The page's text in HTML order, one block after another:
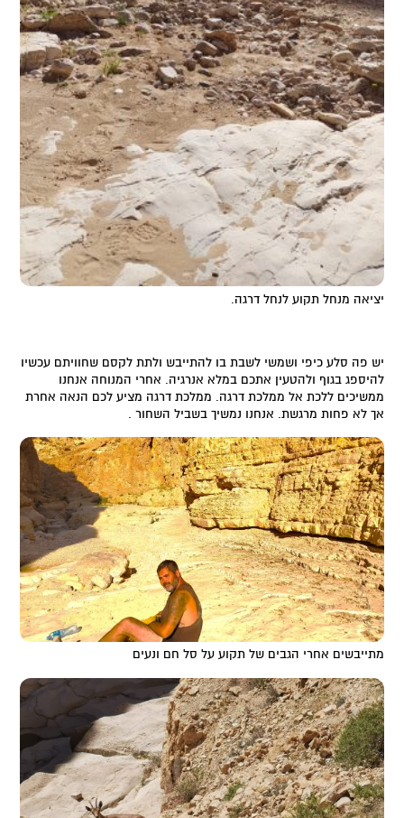
יציאה מנחל תקוע לנחל דרגה.
יש פה סלע כיפי ושמשי לשבת בו להתייבש ולתת לקסם שחוויתם עכשיו
להיספג בגוף ולהטעין אתכם במלא אנרגיה. אחרי המנוחה אנחנו
ממשיכים ללכת אל ממלכת דרגה. ממלכת דרגה מציע לכם הנאה אחרת
אך לא פחות מרגשת. אנחנו נמשיך בשביל השחור .
מתייבשים אחרי הגבים של תקוע על סל חם ונעים